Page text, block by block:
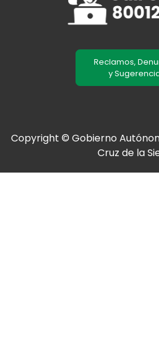
Reclamos,
y
Copyright © Gobierno
Cruz de la